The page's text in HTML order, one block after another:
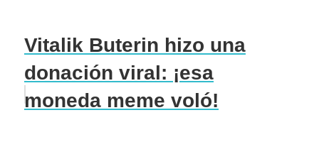
Vitalik Buterin hizo una
donación viral: ¡esa
moneda meme voló!